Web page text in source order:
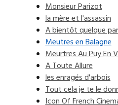
Monsieur Parizot
la mère et l'assassin
A bientôt quelque
Meutres en Balagne
Meurtres Au Puy En
A Toute Allure
les enragés d'arbois
Tout cela je te le
Icon Of French